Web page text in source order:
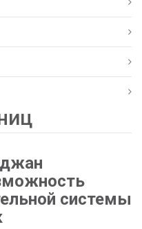
системы